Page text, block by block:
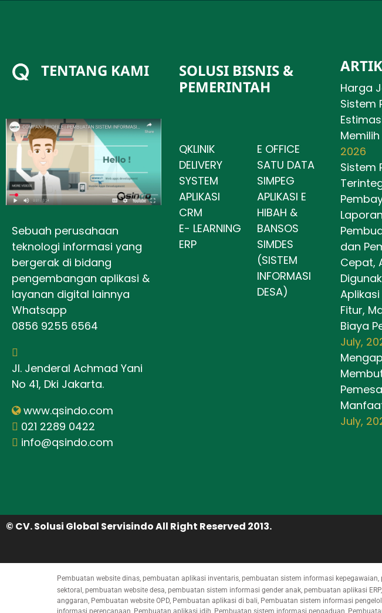
TENTANG KAMI
Sebuah perusahaan
teknologi informasi yang
bergerak di bidang
pengembangan aplikasi &
layanan digital lainnya
Whatsapp
0856 9255 6564
Jl. Jenderal Achmad Yani
No 41, Dki Jakarta.
www.qsindo.com
021 2289 0422
info@qsindo.com
SOLUSI BISNIS &
PEMERINTAH
QKLINIK
DELIVERY
SYSTEM
APLIKASI
CRM
E- LEARNING
ERP
E OFFICE
SATU DATA
SIMPEG
APLIKASI E
HIBAH &
BANSOS
SIMDES
(SISTEM
INFORMASI
DESA)
Harga
Sistem
2026
Sistem
dan
Cepat,
Fitur,
Biaya
July,
July,
© CV. Solusi Global Servisindo All Right Reserved 2013.
Pembuatan website dinas, pembuatan aplikasi inventaris, pembuatan sistem informasi
sektoral, pembuatan website desa, pembuatan sistem informasi gender anak, pembuatan aplikasi
anggaran, Pembuatan website OPD, Pembuatan aplikasi di bali, Pembuatan sistem informasi